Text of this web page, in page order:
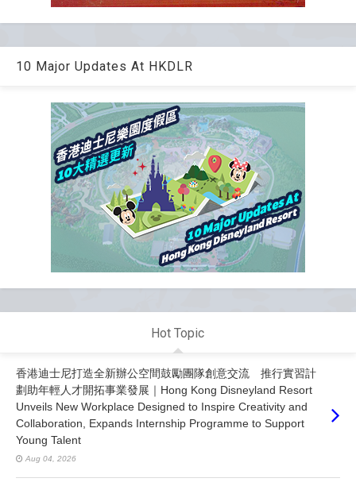
10 Major Updates At HKDLR
Hot Topic
香港迪士尼打造全新辦公空間鼓勵團隊創意交流 推行實習計
劃助年輕人才開拓事業發展｜Hong Kong Disneyland Resort
Unveils New Workplace Designed to Inspire Creativity and
Collaboration, Expands Internship Programme to Support
Young Talent
Aug 04, 2026